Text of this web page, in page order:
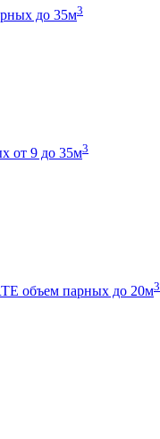
до 35м3
от 9 до 35м3
объем парных до 20м3